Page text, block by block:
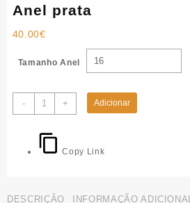
Anel prata
40.00€
Tamanho Anel
-
Quantidade
de
+ Adicionar
Copy Link
DESCRIÇÃO INFORMAÇÃO ADICIONAL